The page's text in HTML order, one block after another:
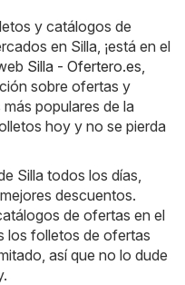
y catálogos de
en Silla, ¡está en el
Silla - Ofertero.es
sobre ofertas y
populares de la
hoy y no se pierda
Silla todos los días,
descuentos.
de ofertas en el
los folletos de ofertas
así que no lo dude